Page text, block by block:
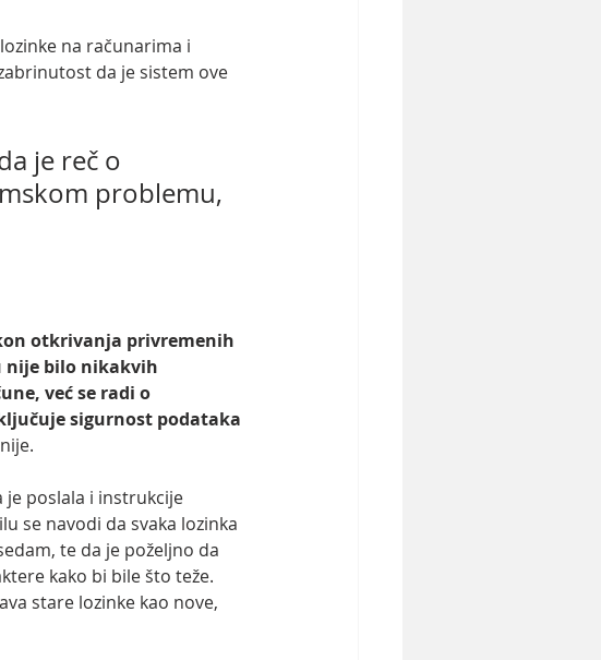
na računarima i
da je sistem ove
je reč o
problemu,
otkrivanja privremenih
nije bilo nikakvih
već se radi o
sigurnost podataka
je poslala i instrukcije
se navodi da svaka lozinka
te da je poželjno da
kako bi bile što teže.
stare lozinke kao nove,